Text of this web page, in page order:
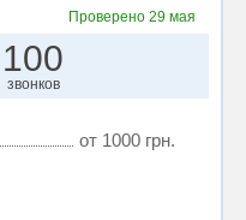
Проверено 29 мая
100
звонков
от 1000 грн.